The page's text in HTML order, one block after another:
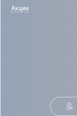
Акции